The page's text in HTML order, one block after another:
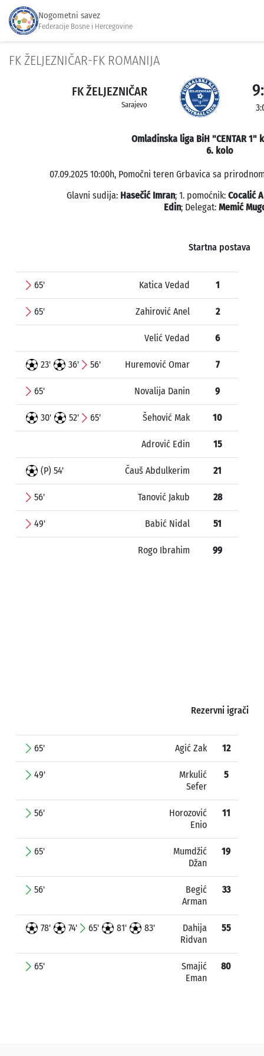
Nogometni savez
Federacije Bosne i Hercegovine
FK ŽELJEZNIČAR-FK ROMANIJA
FK ŽELJEZNIČAR
Sarajevo
Omladinska liga BiH "CENTAR 1"
6. kolo
07.09.2025 10:00h, Pomočni teren Grbavica sa
Glavni sudija: Hasečić Imran; 1. pomoćnik: Cocalić
Edin; Delegat: Memić
Startna postava
65' Katica Vedad 1
65' Zahirović Anel 2
Velić Vedad 6
23' 36' 56' Huremović Omar 7
65' Novalija Danin 9
30' 52' 65' Šehović Mak 10
Adrović Edin 15
(P) 54' Čauš Abdulkerim 21
56' Tanović Jakub 28
49' Babić Nidal 51
Rogo Ibrahim 99
Rezervni igrači
65' Agić Zak 12
49'
Mrkulić
Sefer
5
56'
Horozović
Enio
11
65'
Mumdžić
Džan
19
56'
Begić
Arman
33
78' 74' 65' 81' 83'
Dahija
Ridvan
55
65'
Smajić
Eman
80